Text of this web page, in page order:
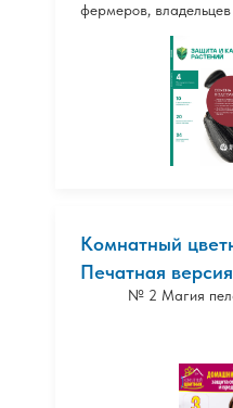
фермеров,
Комнатный
Печатная
№ 2 Магия